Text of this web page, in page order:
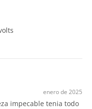
enero de 2025
impecable tenia todo